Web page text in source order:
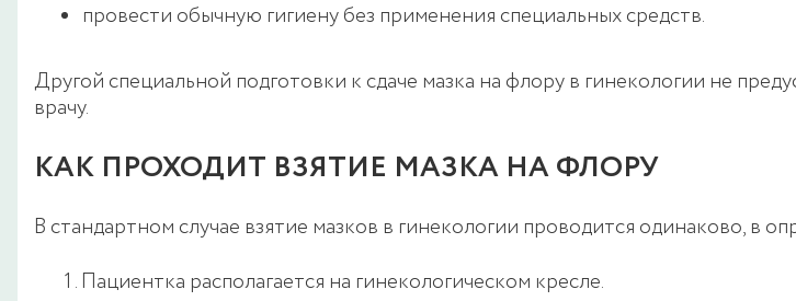
провести обычную гигиену без применения специальных средств.
Другой специальной подготовки к сдаче мазка на флору в гинекологии не
врачу.
КАК ПРОХОДИТ ВЗЯТИЕ МАЗКА НА ФЛОРУ
В стандартном случае взятие мазков в гинекологии проводится одинаково, в
Пациентка располагается на гинекологическом кресле.